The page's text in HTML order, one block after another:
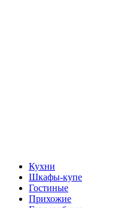
Кухни
Шкафы-купе
Гостиные
Прихожие